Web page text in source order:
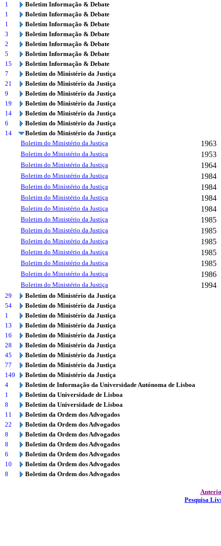
1
Boletim Informação & Debate
1
Boletim Informação & Debate
1
Boletim Informação & Debate
3
Boletim Informação & Debate
2
Boletim Informação & Debate
5
Boletim Informação & Debate
15
Boletim Informação & Debate
7
Boletim do Ministério da Justiça
21
Boletim do Ministério da Justiça
9
Boletim do Ministério da Justiça
19
Boletim do Ministério da Justiça
14
Boletim do Ministério da Justiça
6
Boletim do Ministério da Justiça
14
Boletim do Ministério da Justiça
Boletim do Ministério da Justiça
1963
Boletim do Ministério da Justiça 1953
Boletim do Ministério da Justiça 1964
Boletim do Ministério da Justiça 1984
Boletim do Ministério da Justiça 1984
Boletim do Ministério da Justiça 1984
Boletim do Ministério da Justiça 1984
Boletim do Ministério da Justiça 1985
Boletim do Ministério da Justiça 1985
Boletim do Ministério da Justiça 1985
Boletim do Ministério da Justiça 1985
Boletim do Ministério da Justiça 1985
Boletim do Ministério da Justiça 1986
Boletim do Ministério da Justiça 1994
29
Boletim do Ministério da Justiça
54
Boletim do Ministério da Justiça
1
Boletim do Ministério da Justiça
13
Boletim do Ministério da Justiça
16
Boletim do Ministério da Justiça
28
Boletim do Ministério da Justiça
45
Boletim do Ministério da Justiça
77
Boletim do Ministério da Justiça
149
Boletim do Ministério da Justiça
4
Boletim de Informação da Universidade Autónoma de Lisboa
1
Boletim da Universidade de Lisboa
8
Boletim da Universidade de Lisboa
11
Boletim da Ordem dos Advogados
22
Boletim da Ordem dos Advogados
8
Boletim da Ordem dos Advogados
8
Boletim da Ordem dos Advogados
6
Boletim da Ordem dos Advogados
10
Boletim da Ordem dos Advogados
8
Boletim da Ordem dos Advogados
Pesquisa